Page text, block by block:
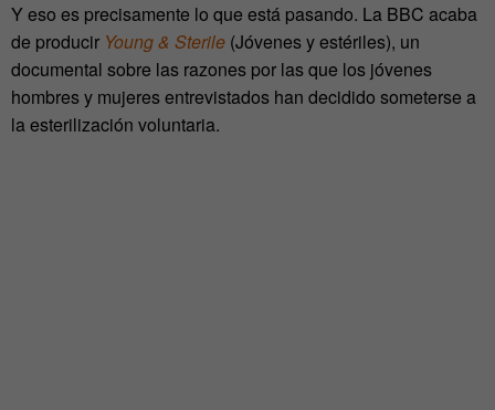
Y eso es precisamente lo que está pasando. La BBC acaba
de producir Young & Sterile (Jóvenes y estériles), un
documental sobre las razones por las que los jóvenes
hombres y mujeres entrevistados han decidido someterse a
la esterilización voluntaria.